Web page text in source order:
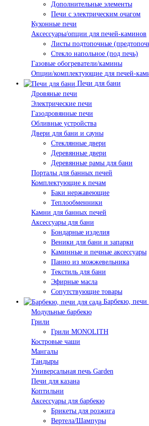
Дополнительные элементы
Печи с электрическим очагом
Кухонные печи
Аксессуары/опции для печей-каминов
Листы подтопочные
Стекло напольное (под печь)
Газовые обогреватели/камины
Опции/комплектующие для печей-
Печи для бани
Дровяные печи
Электрические печи
Газодровянные печи
Обливные устройства
Двери для бани и сауны
Стеклянные двери
Деревянные двери
Деревянные рамы для бани
Порталы для банных печей
Комплектующие к печам
Баки нержавеющие
Теплообменники
Камни для банных печей
Аксессуары для бани
Бондарные изделия
Веники для бани и запарки
Каминные и печные аксессуары
Панно из можжевельника
Текстиль для бани
Эфирные масла
Сопутствующие товары
Барбекю, печи
Модульные барбекю
Грили
Грили MONOLITH
Костровые чаши
Мангалы
Тандыры
Универсальная печь Garden
Печи для казана
Коптильни
Аксессуары для барбекю
Брикеты для розжига
Вертела/Шампуры